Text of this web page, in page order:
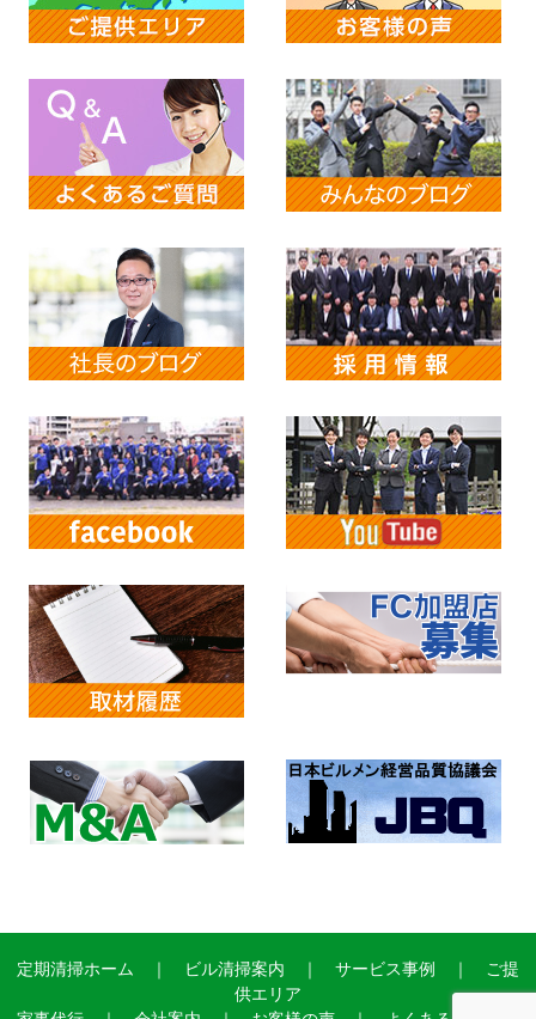
定期清掃ホーム ｜ ビル清掃案内 ｜ サービス事例 ｜ ご提
供エリア